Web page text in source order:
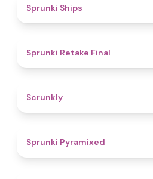
Sprunki Ships
Sprunki Retake Final
Scrunkly
Sprunki Pyramixed